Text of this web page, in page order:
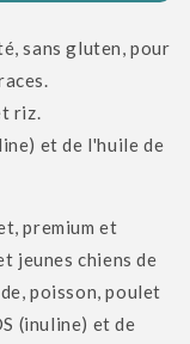
sans gluten, pour
riz.
et de l'huile de
premium et
jeunes chiens de
poisson, poulet
(inuline) et de